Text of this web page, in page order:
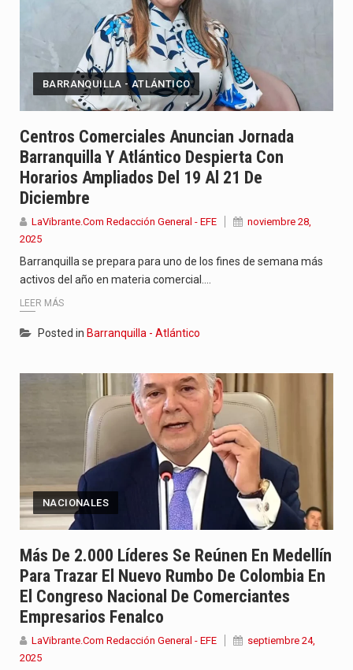
BARRANQUILLA - ATLÁNTICO
Centros Comerciales Anuncian Jornada
Barranquilla Y Atlántico Despierta Con
Horarios Ampliados Del 19 Al 21 De
Diciembre
LaVibrante.Com Redacción General - EFE
noviembre 28,
2025
Barranquilla se prepara para uno de los fines de semana más
activos del año en materia comercial.…
LEER MÁS
Posted in Barranquilla - Atlántico
NACIONALES
Más De 2.000 Líderes Se Reúnen En Medellín
Para Trazar El Nuevo Rumbo De Colombia En
El Congreso Nacional De Comerciantes
Empresarios Fenalco
LaVibrante.Com Redacción General - EFE
septiembre 24,
2025